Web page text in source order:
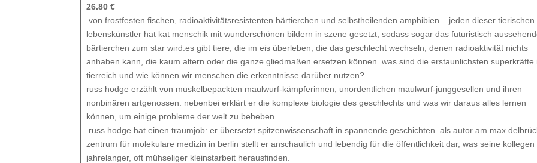
26.80 €
von frostfesten fischen, radioaktivitätsresistenten bärtierchen und selbstheilenden amphibien – jeden dieser tierischen
lebenskünstler hat kat menschik mit wunderschönen bildern in szene gesetzt, sodass sogar das futuristisch
bärtierchen zum star wird.es gibt tiere, die im eis überleben, die das geschlecht wechseln, denen radioaktivität nichts
anhaben kann, die kaum altern oder die ganze gliedmaßen ersetzen können. was sind die erstaunlichsten superkräfte
tierreich und wie können wir menschen die erkenntnisse darüber nutzen?
russ hodge erzählt von muskelbepackten maulwurf-kämpferinnen, unordentlichen maulwurf-junggesellen und ihren
nonbinären artgenossen. nebenbei erklärt er die komplexe biologie des geschlechts und was wir daraus alles lernen
können, um einige probleme der welt zu beheben.
russ hodge hat einen traumjob: er übersetzt spitzenwissenschaft in spannende geschichten. als autor am max
zentrum für molekulare medizin in berlin stellt er anschaulich und lebendig für die öffentlichkeit dar, was seine kollegen
jahrelanger, oft mühseliger kleinstarbeit herausfinden.